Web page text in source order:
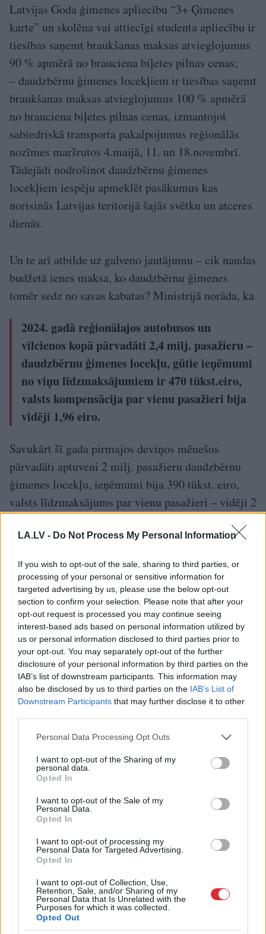
LA.LV - Do Not Process My Personal Information
If you wish to opt-out of the sale, sharing to third parties, or
processing of your personal or sensitive information for
targeted advertising by us, please use the below opt-out
section to confirm your selection. Please note that after your
opt-out request is processed you may continue seeing
interest-based ads based on personal information utilized by
us or personal information disclosed to third parties prior to
your opt-out. You may separately opt-out of the further
disclosure of your personal information by third parties on the
IAB’s list of downstream participants. This information may
also be disclosed by us to third parties on the IAB’s List of
Downstream Participants that may further disclose it to other
Please note that this website/app uses one or more Google
not limited to your visit or usage behaviour. You may click to
grant or deny consent to Google and its third-party tags to
use your data for below specified purposes in below Google
consent section.
Personal Data Processing Opt Outs
I want to opt-out of the Sharing of my
personal data.
Opted In
I want to opt-out of the Sale of my
Personal Data.
Opted In
I want to opt-out of processing my
Personal Data for Targeted Advertising.
Opted In
I want to opt-out of Collection, Use,
Retention, Sale, and/or Sharing of my
Personal Data that Is Unrelated with the
Purposes for which it was collected.
Opted Out
Latvijas Goda ģimenes apliecību “3+ Ģimenes
karte” un skolēna vai attiecīgi studenta apliecību ir
tiesības saņemt braukšanas maksas atvieglojumus
90 % apmērā no brauciena biļetes pilnas cenas;
– daudzbērnu ģimenes locekļiem ir tiesības saņemt
braukšanas maksas atvieglojumus 100 % apmērā
no brauciena biļetes pilnas cenas, izmantojot
sabiedriskā transporta pakalpojumus reģionālās
nozīmes maršrutos 4.maijā, 11. un 18.novembrī.
Tādejādi nodrošinot daudzbērnu ģimenes
locekļiem iespēju apmeklēt pasākumus kas
norisinās Latvijas teritorijā šajās svētku un atceres
dienās.
Un te arī atbilde uz galveno jautājumu – cik naudas
budžetā ienes maksa, ko daudzbērnu ģimenes
tomēr sedz no savas kabatas? Ministrijā norāda, ka
2024. gadā reģionālajos autobusos un
vilcienos kopā pārvadāti 2,4 milj. pasažieru –
daudzbērnu ģimenes locekļu, gūtie ieņēmumi
no viņu līdzmaksājumiem ir 470 tūkst.eiro,
valsts kompensācija par vienu pasažieri bija
vidēji 1,96 eiro.
Savukārt šī gada pirmajos deviņos mēnešos
pārvadāti aptuveni 2 milj. pasažieru daudzbērnu
ģimenes locekļu, ieņēmumi bija 390 tūkst. eiro,
valsts līdzmaksājums par vienu pasažieri – vidēji 2
gadījumā pasažieri atbildīgāk izvērtē
brauciena nepieciešamību.
Vai kaut kas varētu mainīties?
Tāpat arī Satiksmes ministrijai jautāju, vai netiek
apsvērts nākotnē bērniem noteikt 100% atlaidi
braucieniem? Turpinājumā atbilde.
2024.gada 30.aprīlī ir stājušies spēkā Eiropas
Savienības Stabilitātes un izaugsmes pakta
nosacījumi (jaunie ES fiskālie noteikumi), saskaņā
ar tiem 2025.gada 21.janvārī ir apstiprināts
Latvijas Fiskāli strukturālais plāns
izdevumu pieauguma trajektorija, kas līdz ar
Fiskālās disciplīnas likuma nosacījumiem ir jāņem
vērā turpmāko gadu valsts budžeta likumprojektu
sagatavošanas procesā.
Gatavojot valsts budžetu 2025.gadam, tika plānots,
ka budžeta deficīts būs 2,9% apmērā no IKP, bet
Eiropas Komisijas deficīta novērtējums ir augstāks.